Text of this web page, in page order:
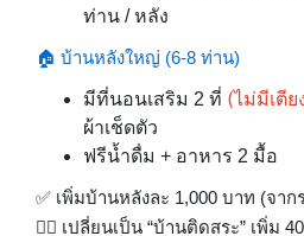
ท่าน / หลัง
🏠 บ้านหลังใหญ่ (6-8 ท่าน)
มีที่นอนเสริม 2 ที่ (ไม่มีเตีย
ผ้าเช็ดตัว
ฟรีน้ำดื่ม + อาหาร 2 มื้อ
✅ เพิ่มบ้านหลังละ 1,000 บาท (จา
🏊‍♀️ เปลี่ยนเป็น “บ้านติดสระ” เพิ่ม